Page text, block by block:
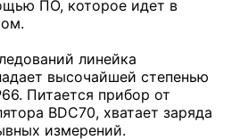
ПО, которое идет в
линейка
высочайшей степенью
Питается прибор от
BDC70, хватает заряда
измерений.